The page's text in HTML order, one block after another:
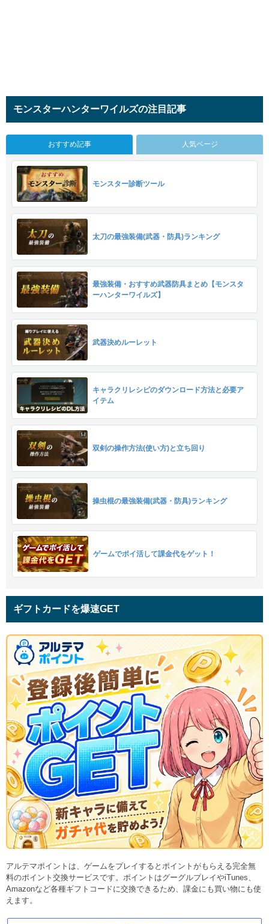
モンスターハンターワイルズの注目記事
おすすめ記事 人気ページ
モンスター診断ツール
太刀の最強装備(武器・防具)ランキング
最強装備・おすすめ武器防具まとめ【モンスタ
ーハンターワイルズ】
武器決めルーレット
キャラクリレシピのダウンロード方法と必要ア
イテム
双剣の操作方法(使い方)と立ち回り
操虫棍の最強装備(武器・防具)ランキング
ゲームでポイ活して課金代をゲット！
ギフトカードを爆速GET
アルテマポイントは、ゲームをプレイするとポイントがもらえる完全無
料のポイント交換サービスです。ポイントはグーグルプレイやiTunes、
Amazonなど各種ギフトコードに交換できるため、課金にも買い物にも使
えます。